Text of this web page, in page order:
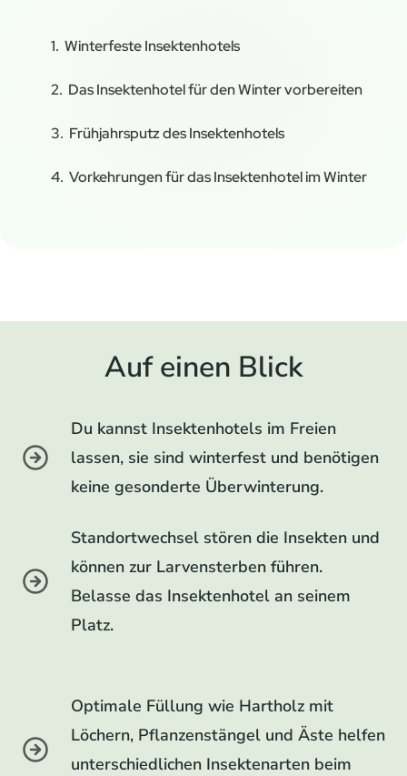
Winterfeste Insektenhotels
Das Insektenhotel für den Winter vorbereiten
Frühjahrsputz des Insektenhotels
Vorkehrungen für das Insektenhotel im Winter
Auf einen Blick
Du kannst Insektenhotels im Freien
lassen, sie sind winterfest und benötigen
keine gesonderte Überwinterung.
Standortwechsel stören die Insekten und
können zur Larvensterben führen.
Belasse das Insektenhotel an seinem
Platz.
Optimale Füllung wie Hartholz mit
Löchern, Pflanzenstängel und Äste helfen
unterschiedlichen Insektenarten beim